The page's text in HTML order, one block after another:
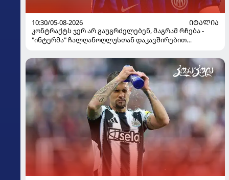
10:30/05-08-2026
ᲘᲢᲐᲚᲘᲐ
კონტრაქტს ჯერ არ გაუგრძელებენ, მაგრამ რჩება -
"ინტერმა" ჩალღანოღლუსთან დაკავშირებით